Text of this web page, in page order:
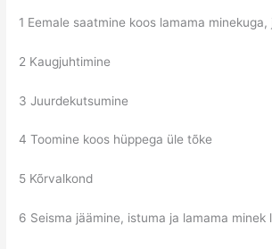
1 Eemale saatmine koos lamama
2 Kaugjuhtimine
3 Juurdekutsumine
4 Toomine koos hüppega üle tõke
5 Kõrvalkond
6 Seisma jäämine, istuma ja lamama minek